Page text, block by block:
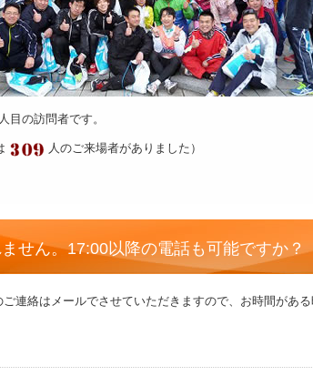
人目の訪問者です。
人のご来場者がありました）
せん。17:00以降の電話も可能ですか？
連絡はメールでさせていただきますので、お時間がある